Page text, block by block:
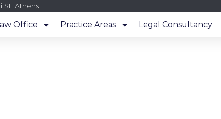
St, Athens
Office Practice Areas Legal Consultancy